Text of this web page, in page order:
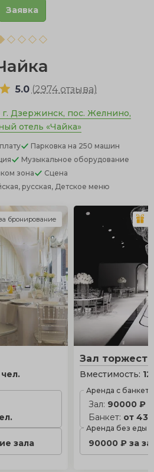
Заявка
5.0 (2974 отзыва)
Дзержинск, пос. Желнино,
отель «Чайка»
Парковка на 250 машин
Музыкальное оборудование
зона
Сцена
русская, Детское меню
зала
бронирование
Зал торжеств
Вместимость:
Аренда с
Зал: 90000 ₽
Банкет: от
Аренда без еды
90000 ₽ за